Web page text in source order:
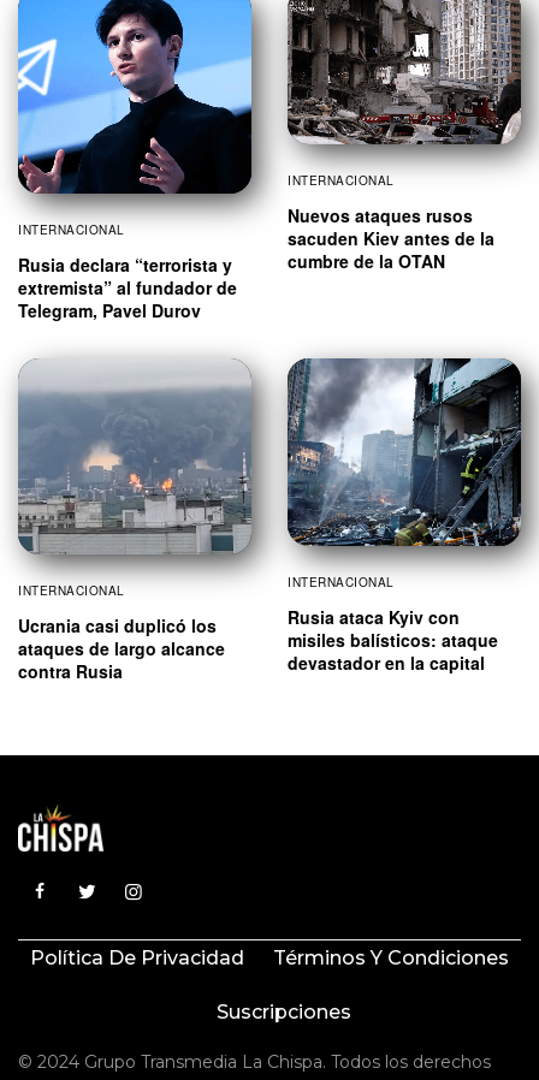
INTERNACIONAL
Rusia declara “terrorista y
extremista” al fundador de
Telegram, Pavel Durov
INTERNACIONAL
Nuevos ataques rusos
sacuden Kiev antes de la
cumbre de la OTAN
INTERNACIONAL
Ucrania casi duplicó los
ataques de largo alcance
contra Rusia
INTERNACIONAL
Rusia ataca Kyiv con
misiles balísticos: ataque
devastador en la capital
Política De Privacidad Términos Y Condiciones
Suscripciones
© 2024 Grupo Transmedia La Chispa. Todos los derechos